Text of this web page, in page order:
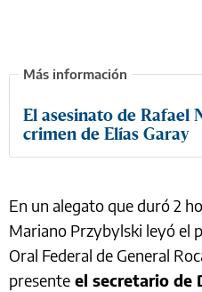
El asesinato de Rafael
crimen de Elías Garay
En un alegato que duró 2
Mariano Przybylski leyó el
Oral Federal de General
presente el secretario de